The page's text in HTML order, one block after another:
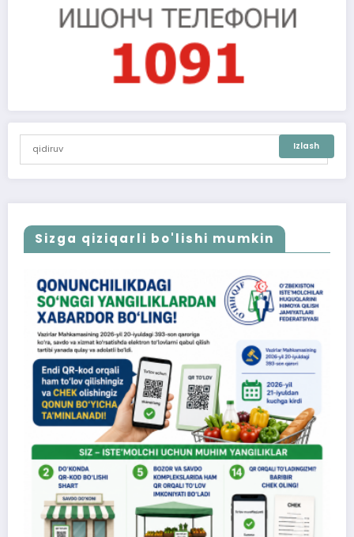
Sizga qiziqarli bo'lishi mumkin
Xonadonning sobiq mulkdoridan «meros»
bo‘lib o‘tgan qarzdorlikka aniqlik kiritildi